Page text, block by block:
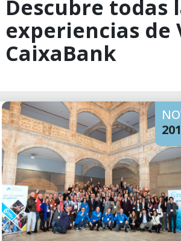
Descubre todas
experiencias
CaixaBank